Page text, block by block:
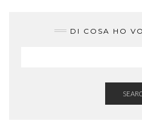
DI COSA HO